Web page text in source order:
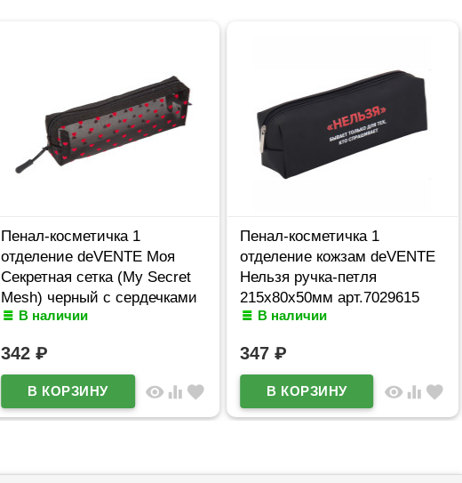
Пенал-косметичка 1
отделение deVENTE Моя
Секретная сетка (My Secret
Mesh) черный с сердечками
210х60х60мм арт7029628
В наличии
342₽
visibility equalizer favorite
Пенал-косметичка 1
отделение кожзам deVENTE
Нельзя ручка-петля
215x80x50мм арт.7029615
В наличии
347₽
visibility equalizer favorite